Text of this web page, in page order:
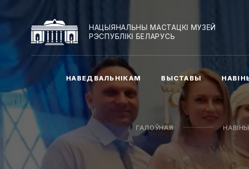
НАЦЫЯНАЛЬНЫ МАСТАЦКІ МУЗЕЙ
РЭСПУБЛІКІ БЕЛАРУСЬ
НАВЕДВАЛЬНІКАМ ВЫСТАВЫ
ГАЛОЎНАЯ НАВІНЫ